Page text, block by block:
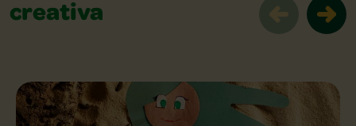
creativa
Trova l'ispirazione creativa Slider